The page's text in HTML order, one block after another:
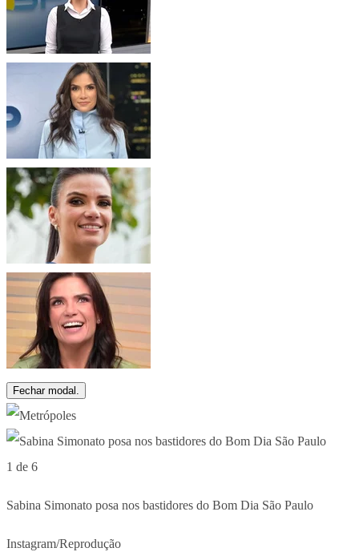
Fechar modal.
1 de 6
Sabina Simonato posa nos bastidores do Bom Dia São Paulo
Instagram/Reprodução